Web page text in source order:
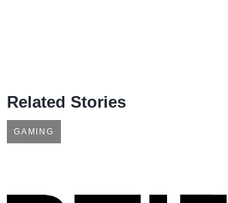
Related Stories
GAMING